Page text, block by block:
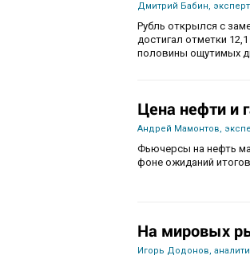
Дмитрий Бабин,
Рубль открылся с
достигал отметки
половины ощутимых
Цена нефти и
Андрей Мамонтов,
Фьючерсы на нефть
фоне ожиданий
На мировых
Игорь Додонов,